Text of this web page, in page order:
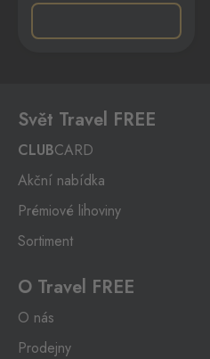
Svět Travel FREE
CLUBCARD
Akční nabídka
Prémiové lihoviny
Sortiment
O Travel FREE
O nás
Prodejny